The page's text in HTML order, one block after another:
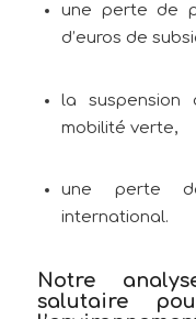
une perte de
d’euros de
la suspension
mobilité verte,
une perte
international.
Notre
salutaire